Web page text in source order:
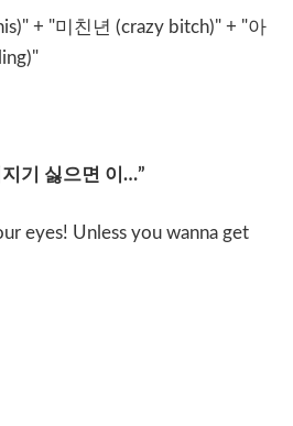
+ "미친년 (crazy bitch)" + "아
기 싫으면 이 …”
eyes! Unless you wanna get